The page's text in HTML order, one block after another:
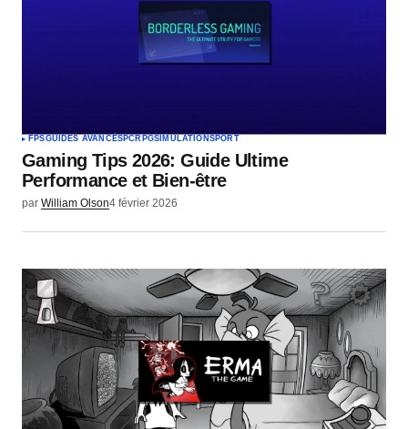
FPSGUIDES AVANCÉS PC RPGSIMULATION SPORT
Gaming Tips 2026: Guide Ultime
Performance et Bien-être
par William Olson4 février 2026